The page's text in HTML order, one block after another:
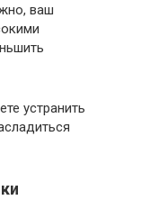
ваш
устранить